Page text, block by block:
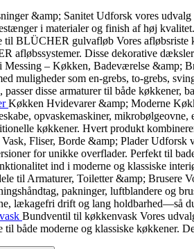
&amp; Sanitet Udforsk vores
i materialer og finish af høj
til BLÜCHER gulvafløb Vores afløbsriste
afløbssystemer. Disse dekorative
Messing – Køkken, Badeværelse &amp;
muligheder som en-grebs, to-grebs,
passer disse armaturer til både køkkener,
Køkken Hvidevarer &amp; Moderne
opvaskemaskiner,
køkkener. Hvert produkt
Fliser, Borde &amp; Plader Udforsk
for unikke overflader. Perfekt til
ind i moderne og klassiske
til Armaturer, Toiletter &amp; Brusere
pakninger, luftblandere og
lækagefri drift og lang holdbarhed—så
Bundventil til køkkenvask Vores
til både moderne og klassiske køkkener.